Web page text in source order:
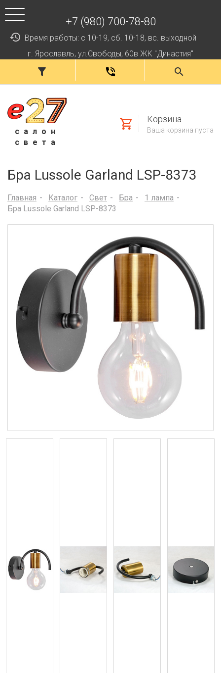
+7 (980) 700-78-80
Время работы: с 10-19, сб. 10-18, вс. выходной
г. Ярославль, ул.Свободы, 60в ЖК "Династия"
салон
света
Корзина
Ваша корзина пуста
Бра Lussole Garland LSP-8373
Главная Каталог Свет Бра
1 лампа
Бра Lussole Garland LSP-8373